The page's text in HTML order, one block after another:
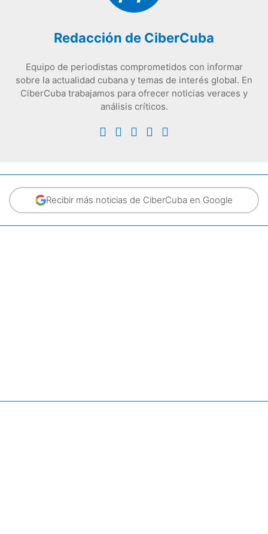
Redacción de CiberCuba
Equipo de periodistas comprometidos con informar
sobre la actualidad cubana y temas de interés global. En
CiberCuba trabajamos para ofrecer noticias veraces y
análisis críticos.
Recibir más noticias de CiberCuba en Google